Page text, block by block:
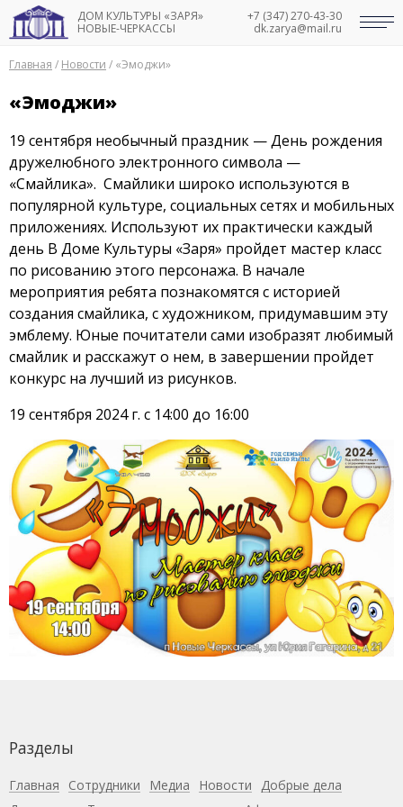
ДОМ КУЛЬТУРЫ «ЗАРЯ»
НОВЫЕ-ЧЕРКАССЫ
+7 (347) 270-43-30
dk.zarya@mail.ru
Главная / Новости / «Эмоджи»
«Эмоджи»
19 сентября необычный праздник — День рождения
дружелюбного электронного символа —
«Смайлика». Смайлики широко используются в
популярной культуре, социальных сетях и мобильных
приложениях. Используют их практически каждый
день В Доме Культуры «Заря» пройдет мастер класс
по рисованию этого персонажа. В начале
мероприятия ребята познакомятся с историей
создания смайлика, с художником, придумавшим эту
эмблему. Юные почитатели сами изобразят любимый
смайлик и расскажут о нем, в завершении пройдет
конкурс на лучший из рисунков.
19 сентября 2024 г. с 14:00 до 16:00
Разделы
Главная Сотрудники Медиа Новости Добрые дела